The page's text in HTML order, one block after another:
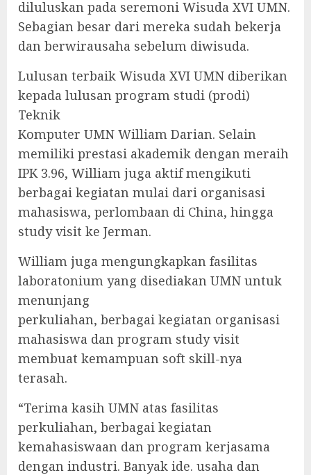
diluluskan pada seremoni Wisuda XVI UMN.
Sebagian besar dari mereka sudah bekerja
dan berwirausaha sebelum diwisuda.
Lulusan terbaik Wisuda XVI UMN diberikan
kepada lulusan program studi (prodi)
Teknik
Komputer UMN William Darian. Selain
memiliki prestasi akademik dengan meraih
IPK 3.96, William juga aktif mengikuti
berbagai kegiatan mulai dari organisasi
mahasiswa, perlombaan di China, hingga
study visit ke Jerman.
William juga mengungkapkan fasilitas
laboratonium yang disediakan UMN untuk
menunjang
perkuliahan, berbagai kegiatan organisasi
mahasiswa dan program study visit
membuat kemampuan soft skill-nya
terasah.
“Terima kasih UMN atas fasilitas
perkuliahan, berbagai kegiatan
kemahasiswaan dan program kerjasama
dengan industri. Banyak ide. usaha dan